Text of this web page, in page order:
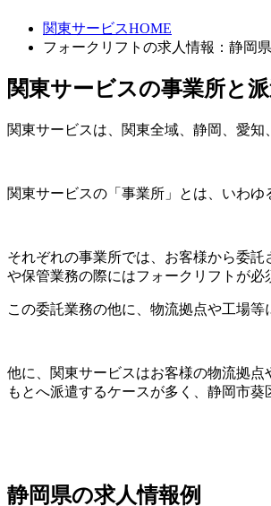
関東サービスHOME
フォークリフトの求人情報：静岡県
関東サービスの事業所と
関東サービスは、関東全域、静岡、愛
関東サービスの「事業所」とは、いわゆ
それぞれの事業所では、お客様から委
や保管業務の際にはフォークリフトが
この委託業務の他に、物流拠点や工場
他に、関東サービスはお客様の物流拠
もとへ派遣するケースが多く、静岡市
静岡県の求人情報例